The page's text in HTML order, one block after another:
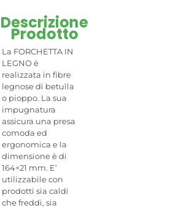
Descrizione
Prodotto
La FORCHETTA IN
LEGNO è
realizzata in fibre
legnose di betulla
o pioppo. La sua
impugnatura
assicura una presa
comoda ed
ergonomica e la
dimensione è di
164×21 mm. E’
utilizzabile con
prodotti sia caldi
che freddi, sia